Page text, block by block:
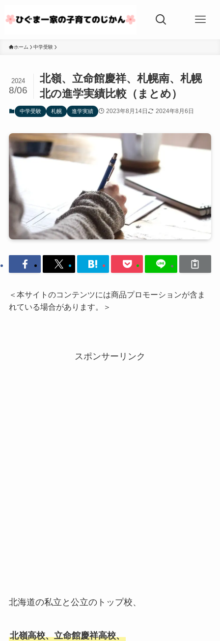
ホーム 中学受験
北嶺、立命館慶祥、札幌南、札幌
北の進学実績比較（まとめ）
2024
8/06
中学受験 札幌 進学実績 2023年8月14日 2024年8月6日
＜本サイトのコンテンツには商品プロモーションが含ま
れている場合があります。＞
スポンサーリンク
北海道の私立と公立のトップ校、
北嶺高校、立命館慶祥高校、